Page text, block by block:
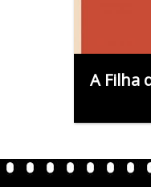
A Filha